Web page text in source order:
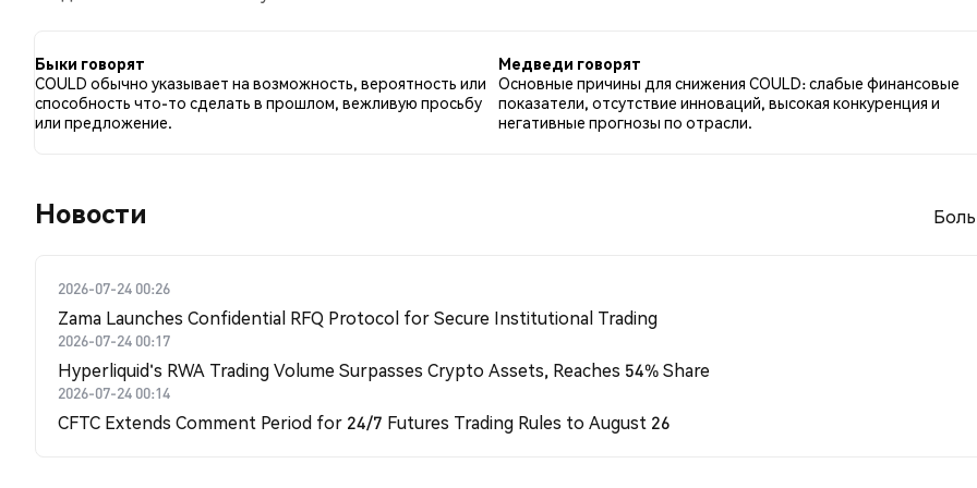
Быки говорят
COULD обычно указывает на возможность, вероятность или
способность что-то сделать в прошлом, вежливую просьбу
или предложение.
Медведи говорят
Основные причины для снижения COULD: слабые финансовые
показатели, отсутствие инноваций, высокая конкуренция и
негативные прогнозы по отрасли.
Новости
2026-07-24 00:26
Zama Launches Confidential RFQ Protocol for Secure Institutional Trading
2026-07-24 00:17
Hyperliquid's RWA Trading Volume Surpasses Crypto Assets, Reaches 54% Share
2026-07-24 00:14
CFTC Extends Comment Period for 24/7 Futures Trading Rules to August 26